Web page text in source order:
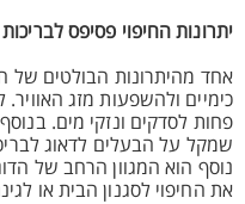
יתרונות החיפוי פסיפס
אחד מהיתרונות הבולטים של
כימיים ולהשפעות מזג
פחות לסדקים ונזקי מים.
שמקל על הבעלים לדאוג
נוסף הוא המגוון הרחב של
את החיפוי לסגנון הבית או